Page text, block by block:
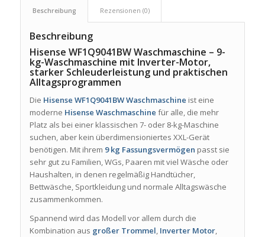
Beschreibung Rezensionen (0)
Beschreibung
Hisense WF1Q9041BW Waschmaschine – 9-
kg-Waschmaschine mit Inverter-Motor,
starker Schleuderleistung und praktischen
Alltagsprogrammen
Die Hisense WF1Q9041BW Waschmaschine ist eine
moderne Hisense Waschmaschine für alle, die mehr
Platz als bei einer klassischen 7- oder 8-kg-Maschine
suchen, aber kein überdimensioniertes XXL-Gerät
benötigen. Mit ihrem 9 kg Fassungsvermögen passt sie
sehr gut zu Familien, WGs, Paaren mit viel Wäsche oder
Haushalten, in denen regelmäßig Handtücher,
Bettwäsche, Sportkleidung und normale Alltagswäsche
zusammenkommen.
Spannend wird das Modell vor allem durch die
Kombination aus großer Trommel, Inverter Motor,